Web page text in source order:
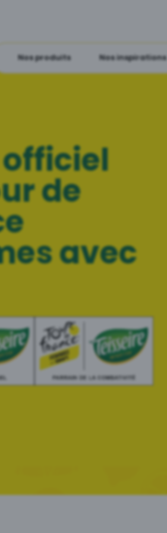
Nos produits Nos inspirations
officiel
de
avec